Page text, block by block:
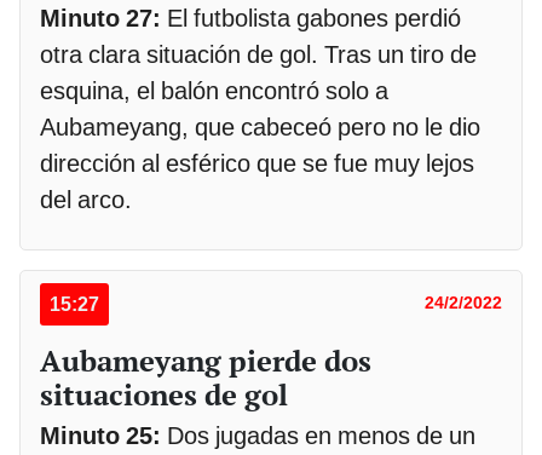
Minuto 27: El futbolista gabones perdió
otra clara situación de gol. Tras un tiro de
esquina, el balón encontró solo a
Aubameyang, que cabeceó pero no le dio
dirección al esférico que se fue muy lejos
del arco.
15:27 24/2/2022
Aubameyang pierde dos
situaciones de gol
Minuto 25: Dos jugadas en menos de un